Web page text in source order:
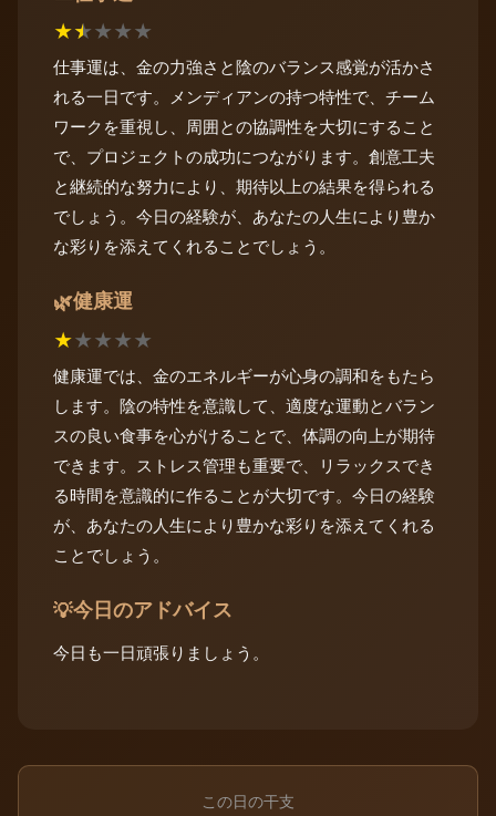
★★★★★
仕事運は、金の力強さと陰のバランス感覚が活かさ
れる一日です。メンディアンの持つ特性で、チーム
ワークを重視し、周囲との協調性を大切にすること
で、プロジェクトの成功につながります。創意工夫
と継続的な努力により、期待以上の結果を得られる
でしょう。今日の経験が、あなたの人生により豊か
な彩りを添えてくれることでしょう。
🌿健康運
★★★★★
健康運では、金のエネルギーが心身の調和をもたら
します。陰の特性を意識して、適度な運動とバラン
スの良い食事を心がけることで、体調の向上が期待
できます。ストレス管理も重要で、リラックスでき
る時間を意識的に作ることが大切です。今日の経験
が、あなたの人生により豊かな彩りを添えてくれる
ことでしょう。
💡今日のアドバイス
今日も一日頑張りましょう。
この日の干支